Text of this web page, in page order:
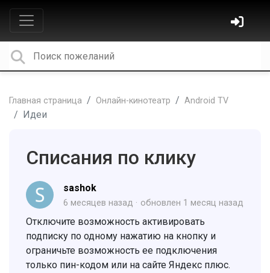
Главная страница Онлайн-кинотеатр Android TV
Идеи
Списания по клику
sashok
6 месяцев назад обновлен 1 месяц назад
Отключите возможность активировать
подписку по одному нажатию на кнопку и
ограничьте возможность ее подключения
только пин-кодом или на сайте Яндекс плюс.